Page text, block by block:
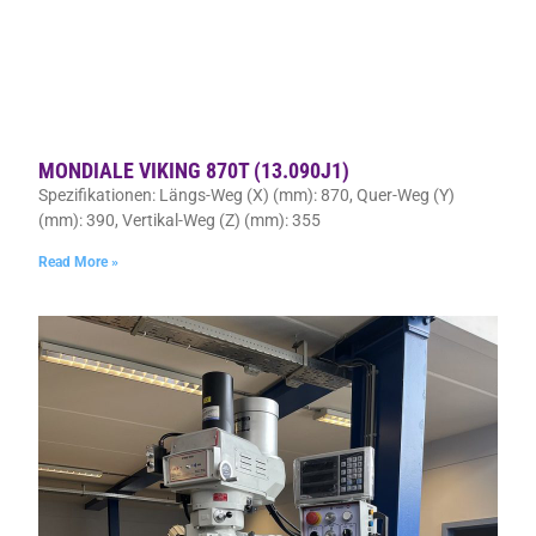
MONDIALE VIKING 870T (13.090J1)
Spezifikationen: Längs-Weg (X) (mm): 870, Quer-Weg (Y)
(mm): 390, Vertikal-Weg (Z) (mm): 355
Read More »